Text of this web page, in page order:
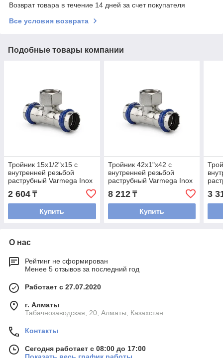
Возврат товара в течение 14 дней за счет покупателя
Все условия возврата
Подобные товары компании
Тройник 15x1/2"x15 с
внутренней резьбой
раструбный Varmega Inox
2 604 ₸
Купить
Тройник 42x1"x42 с
внутренней резьбой
раструбный Varmega Inox
8 212₸
Купить
3
О нас
Рейтинг не сформирован
Менее 5 отзывов за последний год
Работает с 27.07.2020
г. Алматы
Табачнозаводская, 20, Алматы, Казахстан
Контакты
Сегодня работает с 08:00 до 17:00